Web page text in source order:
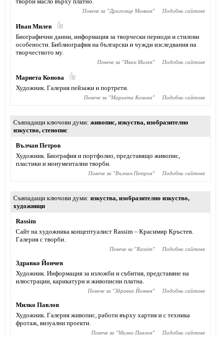
Повече за "Драгомир Минков" Подобни сайтове
Иван Милев
Биографични данни, информация за творчески периоди и стилови
особености. Библиография на български и чужди изследвания на
творчеството му.
Повече за "Иван Милев" Подобни сайтове
Мариета Конова
Художник. Галерия пейзажи и портрети.
Повече за "Мариета Конова" Подобни сайтове
Съвпадащи ключови думи живопис, изкуства, изобразително
изкуство, стенопис
Вълчан Петров
Художник. Биография и портфолио, представящо живопис,
пластики и монументални творби.
Повече за "Вълчан Петров" Подобни сайтове
Съвпадащи ключови думи изкуства, изобразително изкуство,
художници
Rassim
Сайт на художника концептуалист Rassim – Красимир Кръстев.
Галерия с творби.
Повече за "Rassim" Подобни сайтове
Здравко Йончев
Художник. Информация за изложби и събития, представяне на
илюстрации, карикатури и живописни платна.
Повече за "Здравко Йончев" Подобни сайтове
Милко Павлов
Художник. Галерия живопис, работи върху хартия и с техника
фротаж, визуални проекти.
Повече за "Милко Павлов" Подобни сайтове